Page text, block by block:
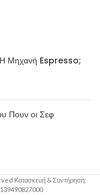
Η Μηχανή Espresso;
Πουν οι Σεφ
Κατασκευή & Συντήρηση: